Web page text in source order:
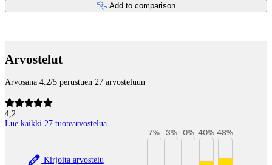
Add to comparison
Arvostelut
Arvosana 4.2/5 perustuen 27 arvosteluun
4,2
Lue kaikki 27 tuotearvostelua
Kirjoita arvostelu
7% 3% 0% 40% 48%